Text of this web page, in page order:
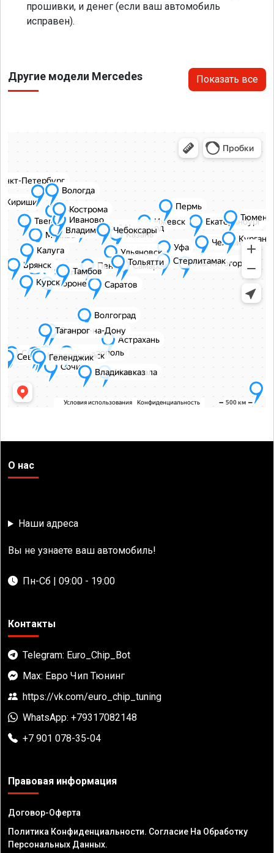
прошивки, и денег (если ваш автомобиль
исправен).
Другие модели Mercedes Показать все
О нас
Наши адреса
Вы не узнаете ваш автомобиль!
Пн-Сб | 09:00 - 19:00
Контакты
Telegram: Euro_Chip_Bot
Max: Евро Чип Тюнинг
https://vk.com/euro_chip_tuning
WhatsApp: +79317082148
+7 901 078-35-04
Правовая информация
Договор-Оферта
Политика Конфиденциальности. Согласие На Обработку
Персональных Данных.